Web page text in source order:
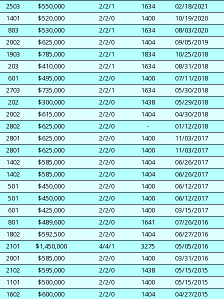
2503
$550,000 2/2/1 1634
02/18/2021
1401
$520,000 2/2/0 1400
10/19/2020
803
$530,000 2/2/1 1634
08/03/2020
2002
$625,000 2/2/0 1404
09/05/2019
1903
$785,000 2/2/1 1834
10/25/2018
203
$410,000 2/2/1 1634
08/31/2018
601
$495,000 2/2/0 1400
07/11/2018
2703
$735,000 2/2/1 1634
05/30/2018
202
$300,000 2/2/0 1438
05/29/2018
2002
$615,000 2/2/0 1404
04/30/2018
2802
$625,000 2/2/0 -
01/12/2018
2801
$625,000 2/2/0 1400
11/03/2017
2801
$625,000 2/2/0 1400
11/03/2017
1402
$585,000 2/2/0 1404
06/26/2017
1402
$585,000 2/2/0 1404
06/26/2017
501
$450,000 2/2/0 1400
06/12/2017
501
$450,000 2/2/0 1400
06/12/2017
601
$425,000 2/2/0 1400
03/15/2017
801
$489,600 2/2/0 1641
07/26/2016
1802
$592,500 2/2/0 1404
06/27/2016
2101
$1,450,000 4/4/1 3275
05/05/2016
2001
$585,000 2/2/0 1400
03/31/2016
2102
$595,000 2/2/0 1438
05/15/2015
1101
$500,000 2/2/0 1400
05/15/2015
1602
$600,000 2/2/0 1404 04/27/2015